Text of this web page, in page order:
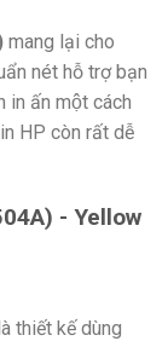
mang lại cho
nét hỗ trợ bạn
in ấn một cách
HP còn rất dễ
thiết kế dùng